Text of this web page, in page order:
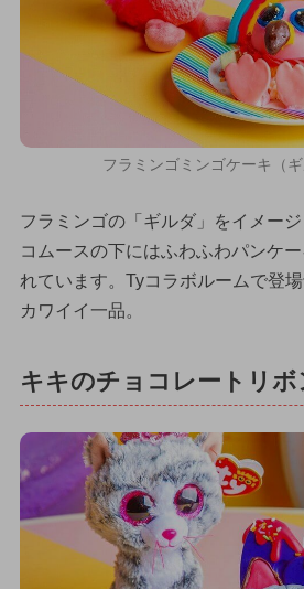
フラミンゴミンゴケーキ（
フラミンゴの「ギルダ」をイメー
コムースの下にはふわふわパンケ
れています。Tyコラボルームで登
カワイイ一品。
キキのチョコレートリ